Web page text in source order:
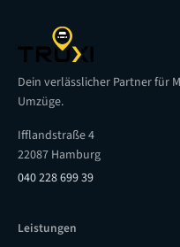
Dein verlässlicher Partner für
Umzüge.
Ifflandstraße 4
22087 Hamburg
040 228 699 39
Leistungen